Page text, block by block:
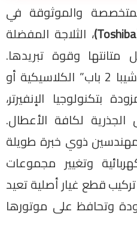
والموثوقة في
، الثلاجة المفضلة
متانتها وقوة تبريدها.
سواء كانت ثلاجتك “توشيبا 2 باب” الكلاسيكية أو
بتكنولوجيا الإنفيرتر،
لكافة الأعطال.
ذوي خبرة طويلة
وتغيير مجموعات
قطع غيار أصلية تعيد
وتحافظ على موتورها